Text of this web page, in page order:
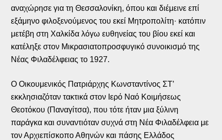
αναχώρησε για τη Θεσσαλονίκη, όπου και διέμεινε επί
εξάμηνο φιλοξενούμενος του εκεί Μητροπολίτη· κατόπιν
μετέβη στη Χαλκίδα λόγω ευθηνείας του βίου εκεί και
κατέληξε στον Μικρασιατοπροσφυγικό συνοικισμό της
Νέας Φιλαδέλφειας το 1927.
Ο Οικουμενικός Πατριάρχης Κωνσταντίνος ΣΤ’
εκκλησιαζόταν τακτικά στον Ιερό Ναό Κοιμήσεως
Θεοτόκου (Παναγίτσα), που τότε ήταν μια ξύλινη
παράγκα και συναντιόταν συχνά στη Νέα Φιλαδέλφεια με
τον Αρχιεπίσκοπο Αθηνών και πάσης Ελλάδος